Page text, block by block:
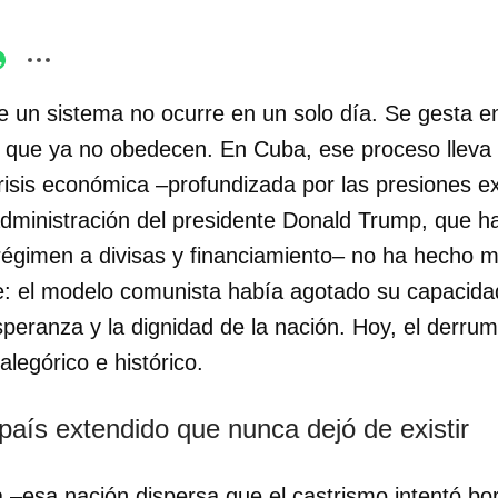
un sistema no ocurre en un solo día. Se gesta
ya no obedecen. En Cuba, ese proceso lleva
económica –profundizada por las presiones
del presidente Donald Trump, que
a divisas y financiamiento– no ha hecho
el modelo comunista había agotado su
y la dignidad de la nación. Hoy, el
e histórico.
extendido que nunca dejó de existir